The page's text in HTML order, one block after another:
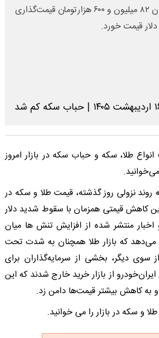
هر مثقال طلا امروز در بازار تهران ۸۲ میلیون و ۶۰۰ هزارتومان قیمت‌گذاری
طلا، سکه و حباب سکه در بازار امروز
روند نزولی روز گذشته، قیمت طلا و سکه در
این کاهش قیمتی همزمان با سقوط شدید دلار
منتشر شده از افزایش تنش ها میان
می‌دهد که بازار طلا همچنان به شدت تحت
سوی دیگر، بخشی از سرمایه‌گذاران برای
از بازار خرید خارج شدند که این
به کاهش بیشتر قیمت‌ها دامن زد.
و سکه در بازار را می خوانید.